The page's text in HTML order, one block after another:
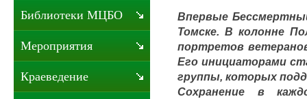
Впервые
Томске. В колонне
портретов
Его инициаторами
группы, которых
Сохранение в
Библиотеки МЦБО
Мероприятия
Краеведение